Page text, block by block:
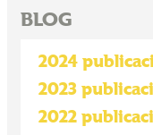
BLOG
2024
2023
2022